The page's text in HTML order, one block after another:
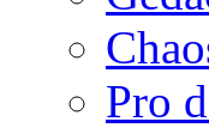
Pro